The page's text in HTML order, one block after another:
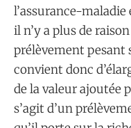
l’assurance-
il n’y a plus de
prélèvement pesant
convient donc
de la valeur ajoutée
s’agit d’un